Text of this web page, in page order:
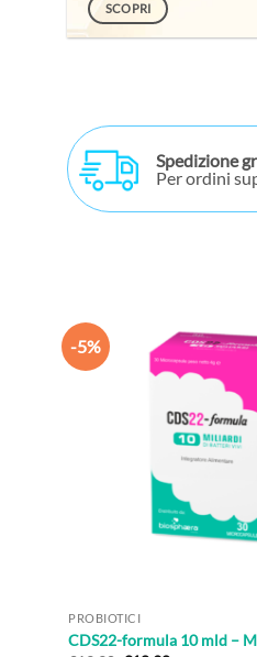
SCOPRI
Spedizione
Per ordini
-5%
PROBIOTICI
CDS22-formula 10 mld –